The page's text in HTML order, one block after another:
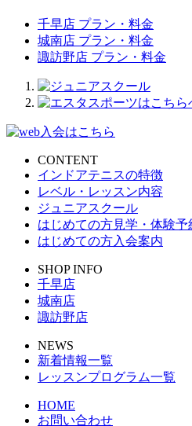
千早店 プラン・料金
城南店 プラン・料金
諏訪野店 プラン・料金
CONTENT
インドアテニスの特徴
レベル・レッスン内容
ジュニアスクール
はじめての方見学・体験予
はじめての方入会案内
SHOP INFO
千早店
城南店
諏訪野店
NEWS
新着情報一覧
レッスンプログラム一覧
HOME
お問い合わせ